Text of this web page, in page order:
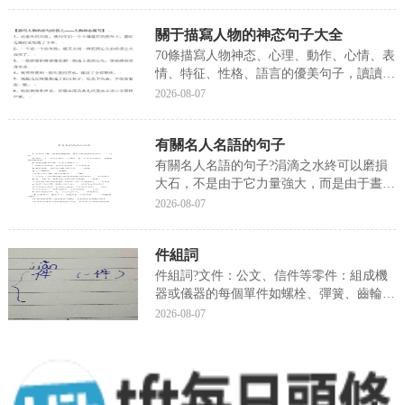
阻，就是抛砣法的浮釣用具，我來為大家科
普一下關于海釣鲢鳙...
關于描寫人物的神态句子大全
70條描寫人物神态、心理、動作、心情、表
情、特征、性格、語言的優美句子，讀讀記
記，寫作文可以直接用，起到畫龍點睛的作
2026-08-07
有關名人名語的句子
有關名人名語的句子?涓滴之水終可以磨損
大石，不是由于它力量強大，而是由于晝夜
不舍的滴墜——貝多芬，下面我們就來聊聊
之水終可以磨損大石，不是由于它力量強
大，而是由于晝...
2026-08-07
件組詞
件組詞?文件：公文、信件等零件：組成機
器或儀器的每個單件如螺栓、彈簧、齒輪
等，現在小編就來說說關于件組詞?下面内
等。條件：影響事...
2026-08-07